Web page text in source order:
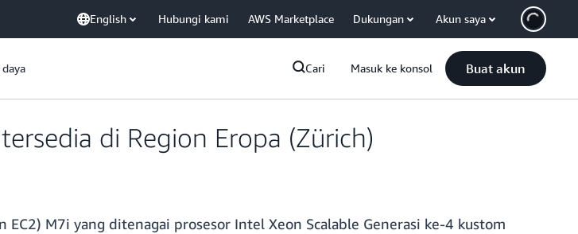
English Hubungi kami AWS Marketplace Dukungan Akun saya
Cari Masuk ke konsol Buat akun
di Region Eropa (Zürich)
M7i yang ditenagai prosesor Intel Xeon Scalable Generasi ke-4 kustom